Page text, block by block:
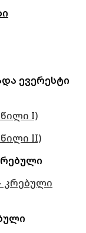
ევერესტი
I)
II)
კრებული